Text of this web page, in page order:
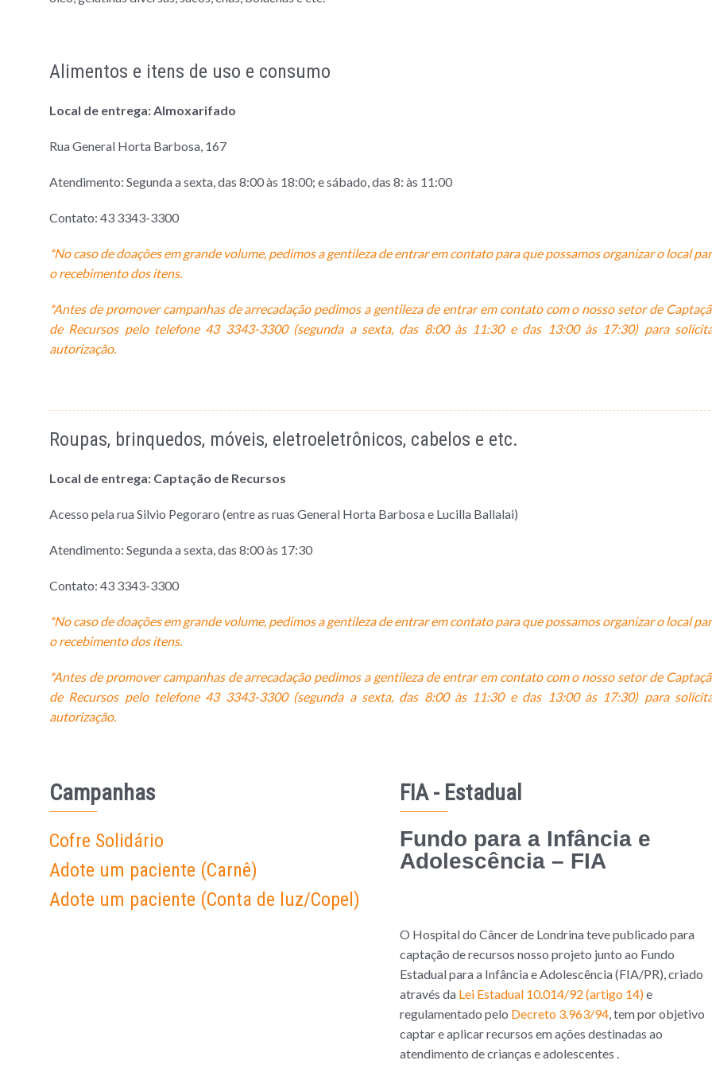
Alimentos e itens de uso e consumo
Local de entrega: Almoxarifado
Rua General Horta Barbosa, 167
Atendimento: Segunda a sexta, das 8:00 às 18:00; e sábado, das 8: às 11:00
Contato: 43 3343-3300
*No caso de doações em grande volume, pedimos a gentileza de entrar em contato para que possamos organizar o local
o recebimento dos itens.
*Antes de promover campanhas de arrecadação pedimos a gentileza de entrar em contato com o nosso setor de
de Recursos pelo telefone 43 3343-3300(segunda a sexta, das 8:00 às 11:30 e das 13:00 às 17:30) para
autorização.
Roupas, brinquedos, móveis, eletroeletrônicos, cabelos e etc.
Local de entrega: Captação de Recursos
Acesso pela rua Silvio Pegoraro (entre as ruas General Horta Barbosa e Lucilla Ballalai)
Atendimento: Segunda a sexta,das 8:00 às 17:30
Contato: 43 3343-3300
*No caso de doações em grande volume, pedimos a gentileza de entrar em contato para que possamos organizar o local
o recebimento dos itens.
*Antes de promover campanhas de arrecadação pedimos a gentileza de entrar em contato com o nosso setor de
de Recursos pelo telefone 43 3343-3300(segunda a sexta, das 8:00 às 11:30 e das 13:00 às 17:30) para
autorização.
Campanhas
Cofre Solidário
Adote um paciente (Carnê)
Adote um paciente (Conta de luz/Copel)
FIA - Estadual
Fundo para a Infância e
Adolescência – FIA
O Hospital do Câncer de Londrina teve publicado para
captação de recursos nosso projeto junto ao Fundo
Estadual para a Infância e Adolescência (FIA/PR), criado
através da Lei Estadual 10.014/92 (artigo 14)e
regulamentado pelo Decreto 3.963/94, tem por objetivo
captar e aplicar recursos em ações destinadas ao
atendimento de crianças e adolescentes .